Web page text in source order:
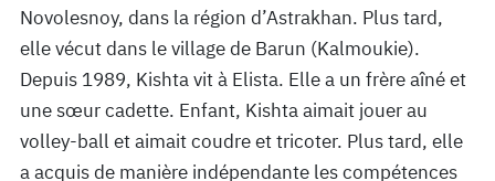
Novolesnoy, dans la région d’Astrakhan. Plus tard,
elle vécut dans le village de Barun (Kalmoukie).
Depuis 1989, Kishta vit à Elista. Elle a un frère aîné et
une sœur cadette. Enfant, Kishta aimait jouer au
volley-ball et aimait coudre et tricoter. Plus tard, elle
a acquis de manière indépendante les compétences